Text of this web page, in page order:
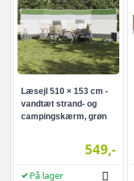
Læsejl 510 × 153 cm -
vandtæt strand- og
campingskærm, grøn
549,-
På lager